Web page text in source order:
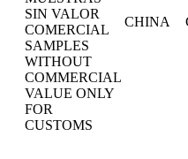
SIN VALOR
COMERCIAL
SAMPLES
WITHOUT
COMMERCIAL
VALUE ONLY
FOR
CUSTOMS
CHINA